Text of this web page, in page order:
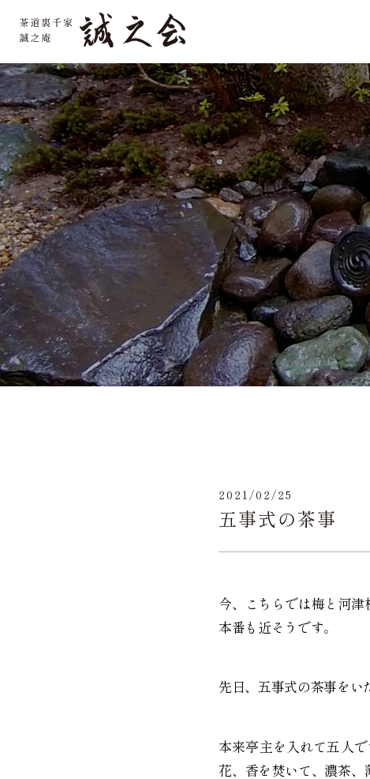
2021/02/25
五事式の茶事
今、こちらでは梅と河
本番も近そうです。
先日、五事式の茶事をい
本来亭主を入れて五人
花、香を焚いて、濃茶